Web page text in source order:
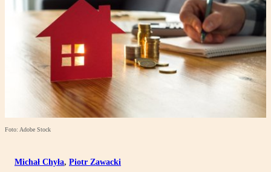
Foto: Adobe Stock
Michał Chyła, Piotr Zawacki